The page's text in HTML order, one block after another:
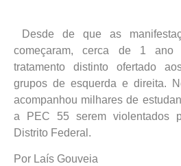
Desde de que as
começaram, cerca de 1 ano
tratamento distinto ofertado
grupos de esquerda e direita.
acompanhou milhares de
a PEC 55 serem violentados
Distrito Federal.
Por Laís Gouveia